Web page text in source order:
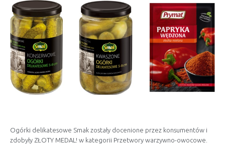
Ogórki delikatesowe Smak zostały docenione przez konsumentów i
zdobyły ZŁOTY MEDAL! w kategorii Przetwory warzywno-owocowe.